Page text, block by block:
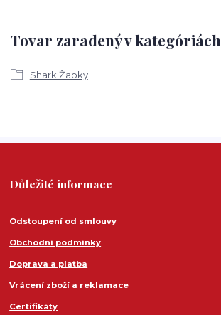
Tovar zaradený v kategóriách
Shark Žabky
Důležité informace
Odstoupení od smlouvy
Obchodní podmínky
Doprava a platba
Vrácení zboží a reklamace
Certifikáty